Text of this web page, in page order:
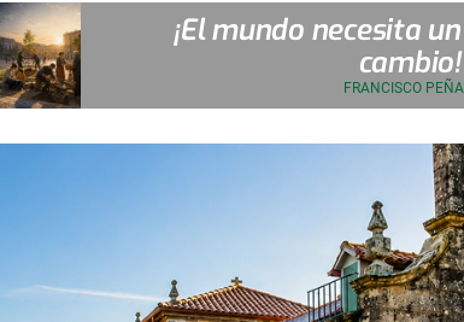
¡El mundo necesita un
cambio!
FRANCISCO PEÑA